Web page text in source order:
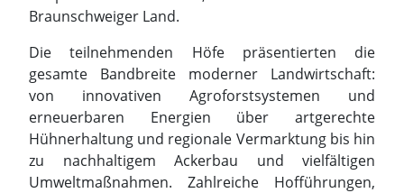
Braunschweiger Land.
Die teilnehmenden Höfe präsentierten die
gesamte Bandbreite moderner Landwirtschaft:
von innovativen Agroforstsystemen und
erneuerbaren Energien über artgerechte
Hühnerhaltung und regionale Vermarktung bis hin
zu nachhaltigem Ackerbau und vielfältigen
Umweltmaßnahmen. Zahlreiche Hofführungen,